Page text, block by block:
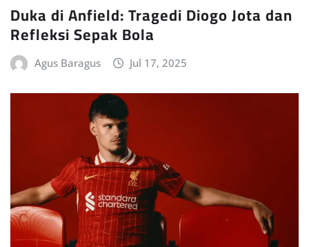
Duka di Anfield: Tragedi Diogo Jota dan
Refleksi Sepak Bola
Agus Baragus Jul 17, 2025